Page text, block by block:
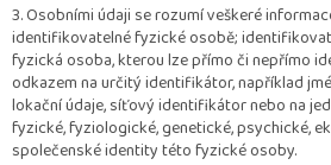
3. Osobními údaji se rozumí veškeré
identifikovatelné fyzické osobě;
fyzická osoba, kterou lze přímo či nepřímo
odkazem na určitý identifikátor, například
lokační údaje, síťový identifikátor nebo na
fyzické, fyziologické, genetické, psychické,
společenské identity této fyzické osoby.